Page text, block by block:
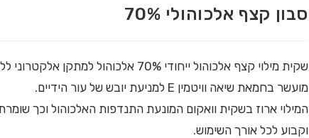
סבון קצף אלכוהולי 70%
שקית מילוי קצף אלכוהול ייחודי 70% אלכוהול למתקן אלקטרוני ללא מגע.
מועשר בחמאת שיאה וויטמין E למניעת יובש של עור הידיים.
וקבוע לכל אורך השימוש.